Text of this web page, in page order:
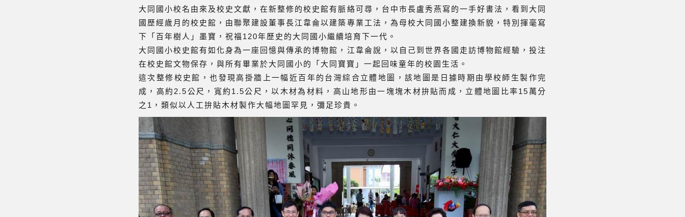
大同國小校名由來及校史文獻，在新整修的校史館有脈絡可尋，台中市長盧秀燕寫的一手好書法，看到大同
國歷經歲月的校史館，由聯聚建設董事長江韋侖以建築專業工法，為母校大同國小整建換新貌，特別揮毫寫
下「百年樹人」墨寶，祝福120年歷史的大同國小繼續培育下一代。
大同國小校史館有如化身為一座回憶與傳承的博物館，江韋侖說，以自己到世界各國走訪博物館經驗，投注
在校史館文物保存，與所有畢業於大同國小的「大同寶寶」一起回味童年的校園生活。
這次整修校史館，也發現高掛牆上一幅近百年的台灣綜合立體地圖，該地圖是日據時期由學校師生製作完
成，高約2.5公尺，寬約1.5公尺，以木材為材料，高山地形由一塊塊木材拚貼而成，立體地圖比率15萬分
之1，類似以人工拚貼木材製作大幅地圖罕見，彌足珍貴。